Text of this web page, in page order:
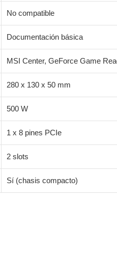
No compatible
Documentación básica
MSI Center, GeForce Game
280 x 130 x 50 mm
500 W
1 x 8 pines PCIe
2 slots
Sí (chasis compacto)